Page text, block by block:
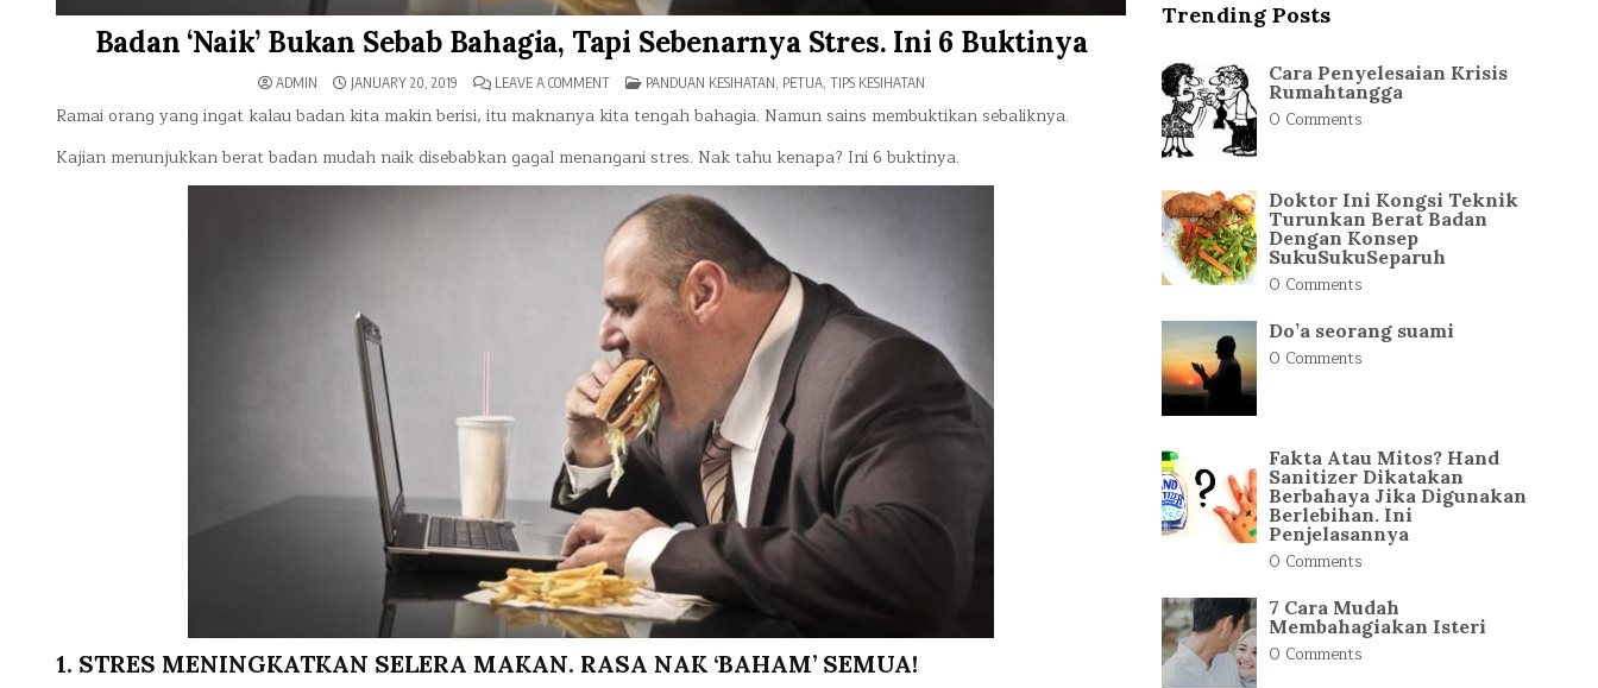
Badan ‘Naik’ Bukan Sebab Bahagia, Tapi Sebenarnya Stres. Ini 6 Buktinya
ADMIN JANUARY 20, 2019 LEAVE A COMMENTON
‘NAIK’
BUKAN
BAHAGIA,
TAPI
BUKTINYA
POSTED
PANDUAN KESIHATAN PETUA, TIPS KESIHATAN
Ramai orang yang ingat kalau badan kita makin berisi, itu maknanya kita tengah bahagia. Namun sains membuktikan sebaliknya.
Kajian menunjukkan berat badan mudah naik disebabkan gagal menangani stres. Nak tahu kenapa? Ini 6 buktinya.
1. STRES MENINGKATKAN SELERA MAKAN. RASA NAK ‘BAHAM’ SEMUA!
Trending Posts
Cara Penyelesaian Krisis
Rumahtangga
0 Comments
Doktor Ini Kongsi Teknik
Turunkan Berat Badan
Dengan Konsep
SukuSukuSeparuh
0 Comments
Do’a seorang suami
0 Comments
Fakta Atau Mitos? Hand
Sanitizer Dikatakan
Berbahaya Jika Digunakan
Berlebihan. Ini
Penjelasannya
0 Comments
7 Cara Mudah
Membahagiakan Isteri
0 Comments